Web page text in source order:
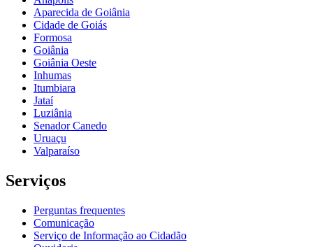
Aparecida de Goiânia
Cidade de Goiás
Formosa
Goiânia
Goiânia Oeste
Inhumas
Itumbiara
Jataí
Luziânia
Senador Canedo
Uruaçu
Valparaíso
Serviços
Perguntas frequentes
Comunicação
Serviço de Informação ao Cidadão